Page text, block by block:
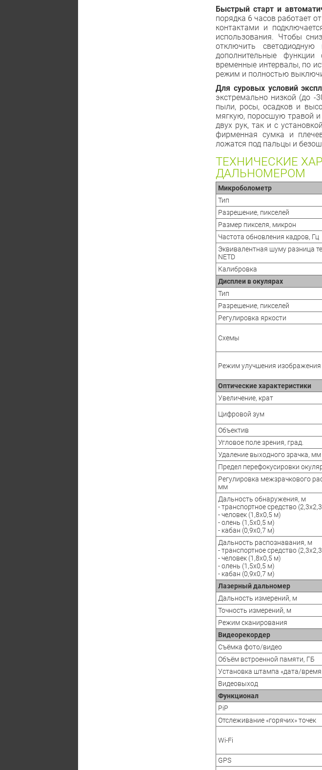
Быстрый старт и
порядка 6 часов работает
контактами и
использования. Чтобы
отключить
дополнительные
временные интервалы, по
режим и полностью
Для суровых условий
экстремально низкой (до -
пыли, росы, осадков и
мягкую, поросшую травой
двух рук, так и с
фирменная сумка и
ложатся под пальцы и
ТЕХНИЧЕСКИЕ
ДАЛЬНОМЕРОМ
Микроболометр
Тип
Разрешение, пикселей
Размер пикселя, микрон
Частота обновления кадров, Гц
Эквивалентная шуму разница
NETD
Калибровка
Дисплеи в окулярах
Тип
Разрешение, пикселей
Регулировка яркости
Схемы
Режим улучшения изображения
Оптические характеристики
Увеличение, крат
Цифровой зум
Объектив
Угловое поле зрения, град.
Удаление выходного зрачка, мм
Предел перефокусировки
Регулировка межзрачкового
мм
Дальность обнаружения, м
- транспортное средство
- человек (1,8x0,5 м)
- олень (1,5x0,5 м)
- кабан (0,9x0,7 м)
Дальность распознавания, м
- транспортное средство
- человек (1,8x0,5 м)
- олень (1,5x0,5 м)
- кабан (0,9x0,7 м)
Лазерный дальномер
Дальность измерений, м
Точность измерений, м
Режим сканирования
Видеорекордер
Съёмка фото/видео
Объём встроенной памяти, ГБ
Установка штампа «дата/
Видеовыход
Функционал
PiP
Отслеживание «горячих» точек
Wi-Fi
GPS